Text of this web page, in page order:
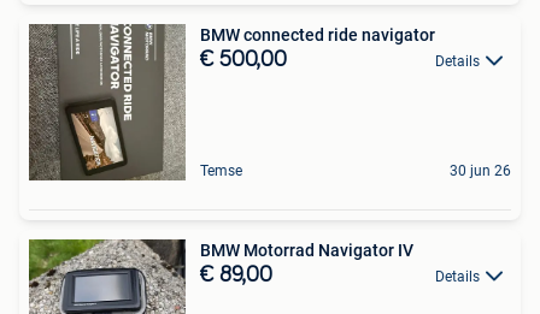
BMW connected ride navigator
€ 500,00 Details
Temse 30 jun 26
BMW Motorrad Navigator IV
€ 89,00 Details